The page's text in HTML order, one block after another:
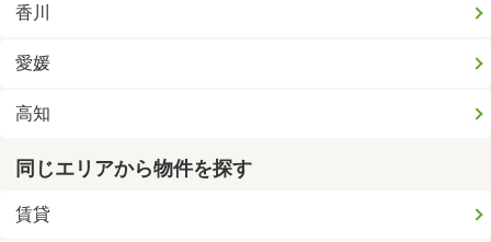
香川
愛媛
高知
同じエリアから物件を探す
賃貸